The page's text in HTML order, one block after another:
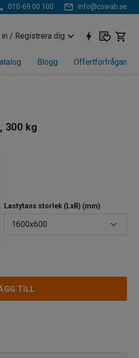
010-69 00 100 info@cowab.se
in / Registrera dig
Blogg Offertförfrågan
300 kg
Lastytans storlek (LxB) (mm)
1600x600
1400x600
TILL